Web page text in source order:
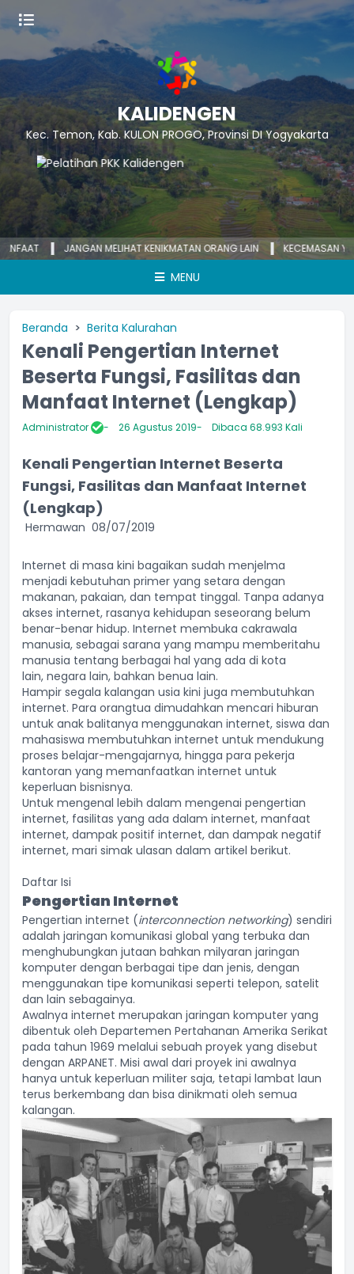
KALIDENGEN
Kec. Temon, Kab. KULON PROGO, Provinsi DI Yogyakarta
MELIHAT KENIKMATAN ORANG LAIN KECEMASAN YANG BERLEBIHAN
MENU
Beranda Berita Kalurahan
Kenali Pengertian Internet
Beserta Fungsi, Fasilitas dan
Manfaat Internet (Lengkap)
Administrator 26 Agustus 2019 Dibaca 68.993 Kali
Kenali Pengertian Internet Beserta
Fungsi, Fasilitas dan Manfaat Internet
(Lengkap)
Hermawan 08/07/2019
Internet di masa kini bagaikan sudah menjelma
menjadi kebutuhan primer yang setara dengan
makanan, pakaian, dan tempat tinggal. Tanpa adanya
akses internet, rasanya kehidupan seseorang belum
benar-benar hidup. Internet membuka cakrawala
manusia, sebagai sarana yang mampu memberitahu
manusia tentang berbagai hal yang ada di kota
lain, negara lain, bahkan benua lain.
Hampir segala kalangan usia kini juga membutuhkan
internet. Para orangtua dimudahkan mencari hiburan
untuk anak balitanya menggunakan internet, siswa dan
mahasiswa membutuhkan internet untuk mendukung
proses belajar-mengajarnya, hingga para pekerja
kantoran yang memanfaatkan internet untuk
keperluan bisnisnya.
Untuk mengenal lebih dalam mengenai pengertian
internet, fasilitas yang ada dalam internet, manfaat
internet, dampak positif internet, dan dampak negatif
internet, mari simak ulasan dalam artikel berikut.
Daftar Isi
Pengertian Internet
Pengertian internet (interconnection networking) sendiri
adalah jaringan komunikasi global yang terbuka dan
menghubungkan jutaan bahkan milyaran jaringan
komputer dengan berbagai tipe dan jenis, dengan
menggunakan tipe komunikasi seperti telepon, satelit
dan lain sebagainya.
Awalnya internet merupakan jaringan komputer yang
dibentuk oleh Departemen Pertahanan Amerika Serikat
pada tahun 1969 melalui sebuah proyek yang disebut
dengan ARPANET. Misi awal dari proyek ini awalnya
hanya untuk keperluan militer saja, tetapi lambat laun
terus berkembang dan bisa dinikmati oleh semua
kalangan.